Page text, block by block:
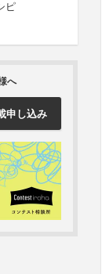
ピ
へ
申し込み